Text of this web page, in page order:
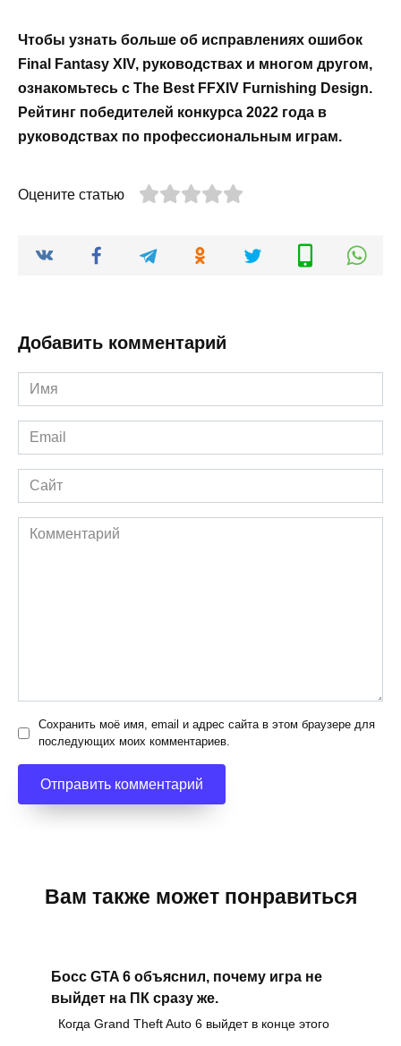
Чтобы узнать больше об исправлениях ошибок
Final Fantasy XIV, руководствах и многом другом,
ознакомьтесь с The Best FFXIV Furnishing Design.
Рейтинг победителей конкурса 2022 года в
руководствах по профессиональным играм.
Оцените статью
Добавить комментарий
Имя
*
Email
*
Сайт
Комментарий
Сохранить моё имя, email и адрес сайта в этом браузере для
последующих моих комментариев.
Вам также может понравиться
Босс GTA 6 объяснил, почему игра не
выйдет на ПК сразу же.
Когда Grand Theft Auto 6 выйдет в конце этого